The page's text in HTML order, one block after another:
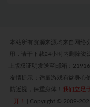
本站所有资源来源均来自网络
用，请于下载24小时内删除资
上版权证明发送至邮箱：
友情提示：适量游戏有益身心
防近视，保重身体！ 我们立足
开！
Copyright © 2009-